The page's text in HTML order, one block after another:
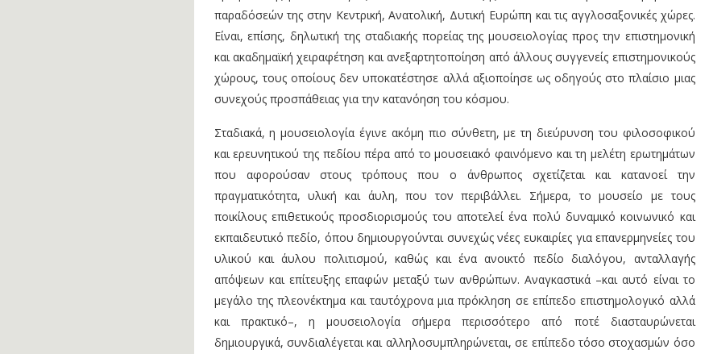
παραδόσεών της στην Κεντρική, Ανατολική, Δυτική Ευρώπη και τις αγγλοσαξονικές χώρες.
Είναι, επίσης, δηλωτική της σταδιακής πορείας της μουσειολογίας προς την επιστημονική
και ακαδημαϊκή χειραφέτηση και ανεξαρτητοποίηση από άλλους συγγενείς επιστημονικούς
χώρους, τους οποίους δεν υποκατέστησε αλλά αξιοποίησε ως οδηγούς στο πλαίσιο μιας
συνεχούς προσπάθειας για την κατανόηση του κόσμου.
Σταδιακά, η μουσειολογία έγινε ακόμη πιο σύνθετη, με τη διεύρυνση του φιλοσοφικού
και ερευνητικού της πεδίου πέρα από το μουσειακό φαινόμενο και τη μελέτη ερωτημάτων
που αφορούσαν στους τρόπους που ο άνθρωπος σχετίζεται και κατανοεί την
πραγματικότητα, υλική και άυλη, που τον περιβάλλει. Σήμερα, το μουσείο με τους
ποικίλους επιθετικούς προσδιορισμούς του αποτελεί ένα πολύ δυναμικό κοινωνικό και
εκπαιδευτικό πεδίο, όπου δημιουργούνται συνεχώς νέες ευκαιρίες για επανερμηνείες του
υλικού και άυλου πολιτισμού, καθώς και ένα ανοικτό πεδίο διαλόγου, ανταλλαγής
απόψεων και επίτευξης επαφών μεταξύ των ανθρώπων. Αναγκαστικά –και αυτό είναι το
μεγάλο της πλεονέκτημα και ταυτόχρονα μια πρόκληση σε επίπεδο επιστημολογικό αλλά
και πρακτικό–, η μουσειολογία σήμερα περισσότερο από ποτέ διασταυρώνεται
δημιουργικά, συνδιαλέγεται και αλληλοσυμπληρώνεται, σε επίπεδο τόσο στοχασμών όσο